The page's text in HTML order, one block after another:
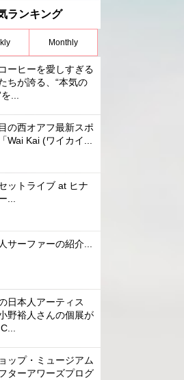
ランキング
Monthly
ーヒーを愛しすぎる
ちが誇る、“本気の
...
の西オアフ最新スポ
Wai Kai (ワイカイ...
ットライブ at ヒナ
...
サーファーの紹介...
日本人アーティス
野裕人さんの個展が
ップ・ミュージアム
ターアワーズプログ